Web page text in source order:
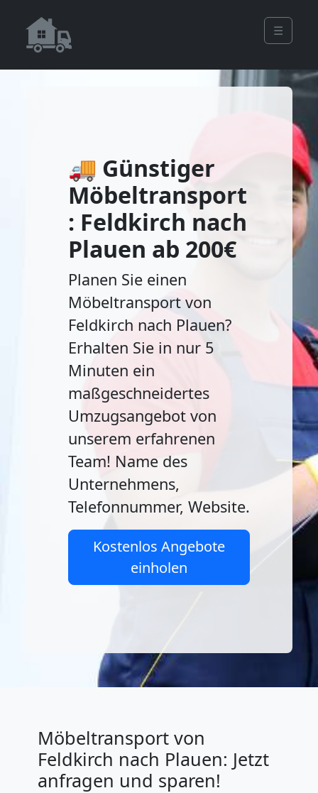
☰
🚚 Günstiger
Möbeltransport
: Feldkirch nach
Plauen ab 200€
Planen Sie einen
Möbeltransport von
Feldkirch nach Plauen?
Erhalten Sie in nur 5
Minuten ein
maßgeschneidertes
Umzugsangebot von
unserem erfahrenen
Team! Name des
Unternehmens,
Telefonnummer, Website.
Kostenlos Angebote
einholen
Möbeltransport von
Feldkirch nach Plauen: Jetzt
anfragen und sparen!